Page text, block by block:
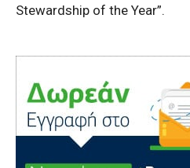
Stewardship of the Year”.